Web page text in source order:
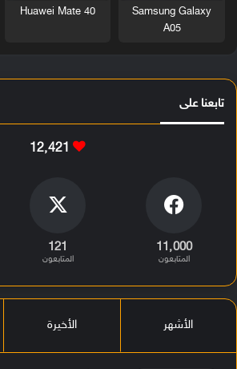
Samsung Galaxy
A05
Huawei Mate 40
تابعنا على
12٬421
11٬000
المتابعون
121
المتابعون
الأشهر الأخيرة